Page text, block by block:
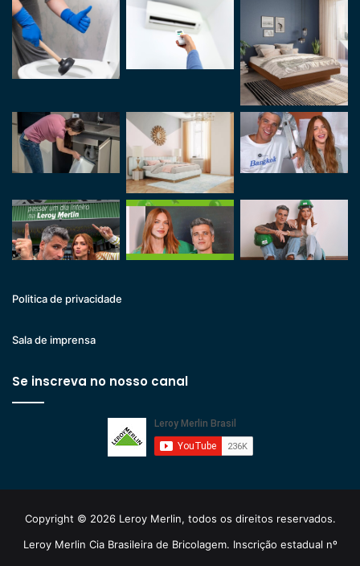
Politica de privacidade
Sala de imprensa
Se inscreva no nosso canal
Copyright © 2026 Leroy Merlin, todos os direitos reservados.
Leroy Merlin Cia Brasileira de Bricolagem. Inscrição estadual nº